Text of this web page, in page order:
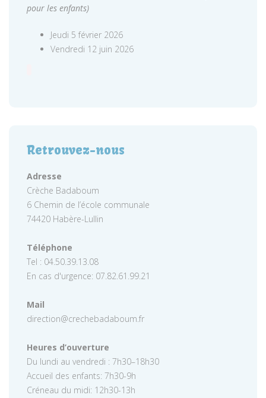
pour les enfants)
Jeudi 5 février 2026
Vendredi 12 juin 2026
Retrouvez-nous
Adresse
Crèche Badaboum
6 Chemin de l’école communale
74420 Habère-Lullin
Téléphone
Tel : 04.50.39.13.08
En cas d'urgence: 07.82.61.99.21
Mail
direction@crechebadaboum.fr
Heures d’ouverture
Du lundi au vendredi : 7h30–18h30
Accueil des enfants: 7h30-9h
Créneau du midi: 12h30-13h